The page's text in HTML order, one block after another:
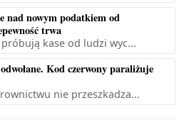
nad nowym podatkiem od
trwa
kase od ludzi wyc...
Kod czerwony paraliżuje
nie przeszkadza...